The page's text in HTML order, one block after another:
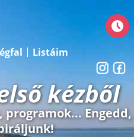
Listáim
kézből
Engedd,